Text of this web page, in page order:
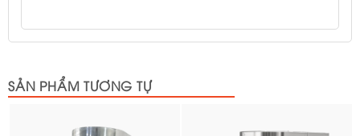
SẢN PHẨM TƯƠNG TỰ